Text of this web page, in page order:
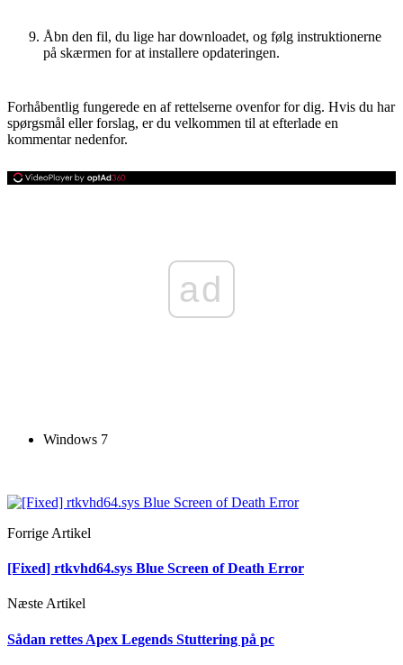
Åbn den fil, du lige har downloadet, og følg instruktionerne
på skærmen for at installere opdateringen.
Forhåbentlig fungerede en af ​​rettelserne ovenfor for dig. Hvis du har
spørgsmål eller forslag, er du velkommen til at efterlade en
kommentar nedenfor.
ad
Windows 7
Forrige Artikel
[Fixed] rtkvhd64.sys Blue Screen of Death Error
Næste Artikel
Sådan rettes Apex Legends Stuttering på pc